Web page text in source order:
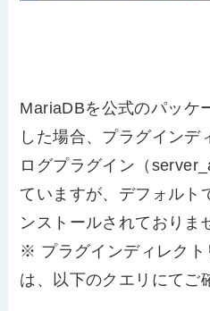
MariaDBを公式のパッケ
した場合、プラグインデ
ログプラグイン（
ていますが、デフォルト
ンストールされておりま
※ プラグインディレクト
は、以下のクエリにてご